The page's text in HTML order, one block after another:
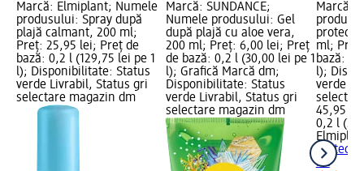
Marcă: Elmiplant; Numele
produsului: Spray după
plajă calmant, 200 ml;
Preț: 25,95 lei; Preț de
bază: 0,2 l (129,75 lei pe 1
l); Disponibilitate: Status
verde Livrabil, Status gri
selectare magazin dm
Marcă: SUNDANCE;
Numele produsului: Gel
după plajă cu aloe vera,
200 ml; Preț: 6,00 lei; Preț
de bază: 0,2 l (30,00 lei pe 1
l); Grafică Marcă dm;
Disponibilitate: Status
verde Livrabil, Status gri
selectare magazin dm
Marcă:
ml;
bază:
l);
verde
45,95 lei
0,2 l
ml